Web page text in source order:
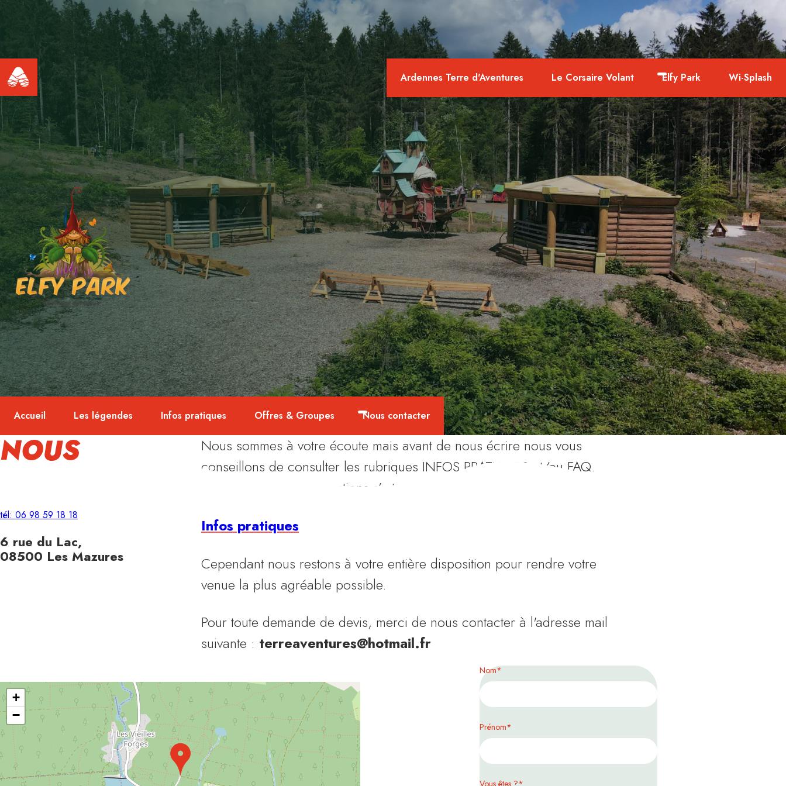
Accueil Ardennes Terre d'Aventures Le Corsaire Volant Elfy Park Wi-Splash
Accueil Les légendes Infos pratiques Offres & Groupes Nous contacter
NOUS
tél: 06 98 59 18 18
6 rue du Lac,
08500 Les Mazures
Nous sommes à votre écoute mais avant de nous écrire nous vous
conseillons de consulter les rubriques INFOS PRATIQUES et/ou FAQ.
Les réponses à vos questions s’y trouvent peut-être déjà.
Infos pratiques
Cependant nous restons à votre entière disposition pour rendre votre
venue la plus agréable possible.
Pour toute demande de devis, merci de nous contacter à l'adresse mail
suivante : terreaventures@hotmail.fr
+
−
Nom
Prénom